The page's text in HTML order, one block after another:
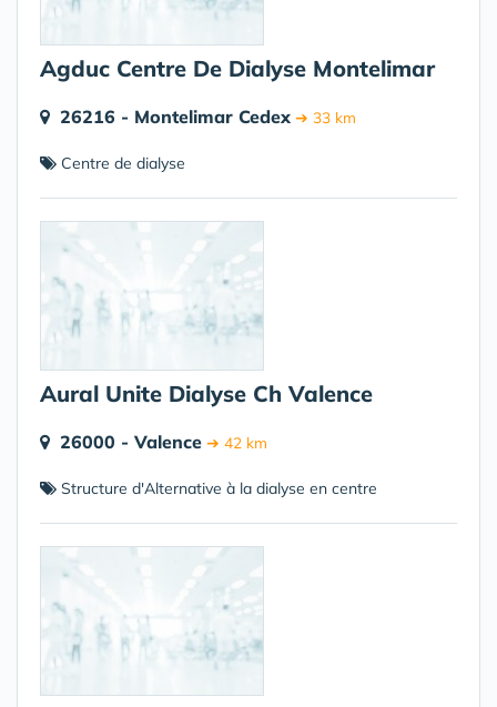
Agduc Centre De Dialyse Montelimar
26216 - Montelimar Cedex ➔ 33 km
Centre de dialyse
Aural Unite Dialyse Ch Valence
26000 - Valence ➔ 42 km
Structure d'Alternative à la dialyse en centre